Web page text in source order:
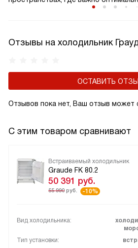
Отзывы на холодильник
ОСТАВИТЬ
Отзывов пока нет, Ваш отзыв может
С этим товаром сравнивают
Встраиваемый холодильник
Graude FK 80.2
50 391 руб.
55 990 руб. -10%
Вид холодильника:
Тип установки: